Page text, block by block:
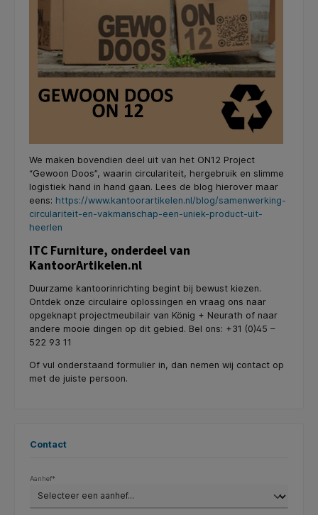
We maken bovendien deel uit van het ON12 Project
“Gewoon Doos”, waarin circulariteit, hergebruik en slimme
logistiek hand in hand gaan. Lees de blog hierover maar
eens: https://www.kantoorartikelen.nl/blog/samenwerking-
circulariteit-en-vakmanschap-een-uniek-product-uit-
heerlen
ITC Furniture, onderdeel van
KantoorArtikelen.nl
Duurzame kantoorinrichting begint bij bewust kiezen.
Ontdek onze circulaire oplossingen en vraag ons naar
opgeknapt projectmeubilair van König + Neurath of naar
andere mooie dingen op dit gebied. Bel ons: +31 (0)45 –
522 93 11
Of vul onderstaand formulier in, dan nemen wij contact op
met de juiste persoon.
Contact
Aanhef*